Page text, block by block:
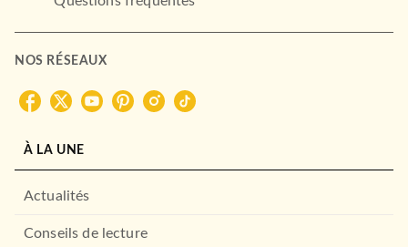
NOS RÉSEAUX
À LA UNE
Actualités
Conseils de lecture